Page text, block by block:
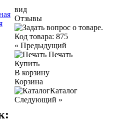
вид
Отзывы
Код товара: 875
« Предыдущий
Печать
Купить
В корзину
Корзина
Каталог
Следующий »